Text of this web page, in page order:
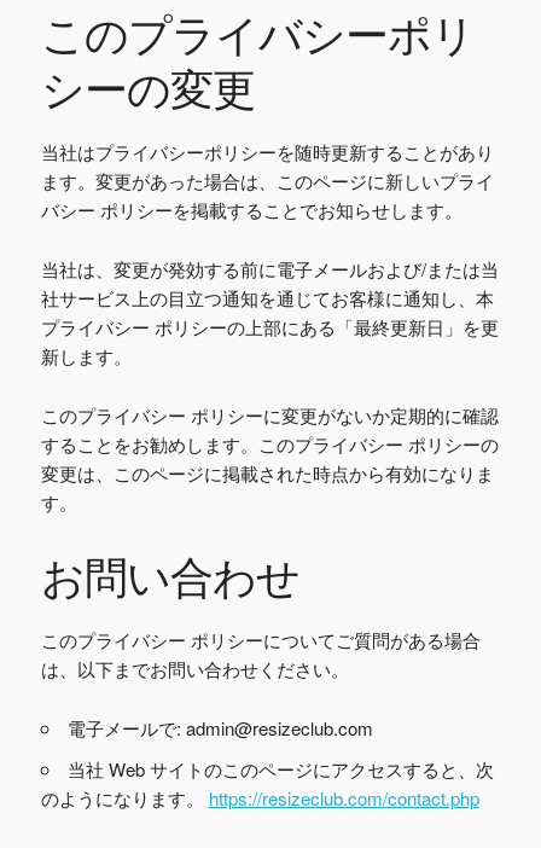
このプライバシーポリ
シーの変更
当社はプライバシーポリシーを随時更新することがあり
ます。変更があった場合は、このページに新しいプライ
バシー ポリシーを掲載することでお知らせします。
当社は、変更が発効する前に電子メールおよび/または当
社サービス上の目立つ通知を通じてお客様に通知し、本
プライバシー ポリシーの上部にある「最終更新日」を更
新します。
このプライバシー ポリシーに変更がないか定期的に確認
することをお勧めします。このプライバシー ポリシーの
変更は、このページに掲載された時点から有効になりま
す。
お問い合わせ
このプライバシー ポリシーについてご質問がある場合
は、以下までお問い合わせください。
電子メールで: admin@resizeclub.com
当社 Web サイトのこのページにアクセスすると、次
のようになります。 https://resizeclub.com/contact.php